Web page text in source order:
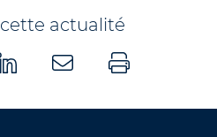
cette actualité